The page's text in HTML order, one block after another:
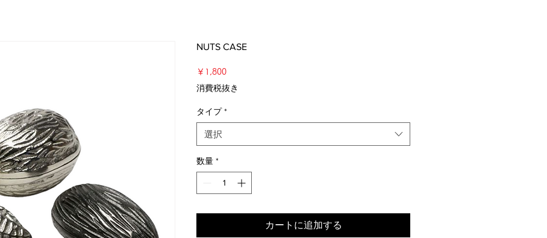
NUTS CASE
￥1,800価
格
消費税抜き
タイプ *
選択
数量 *
カートに追加する